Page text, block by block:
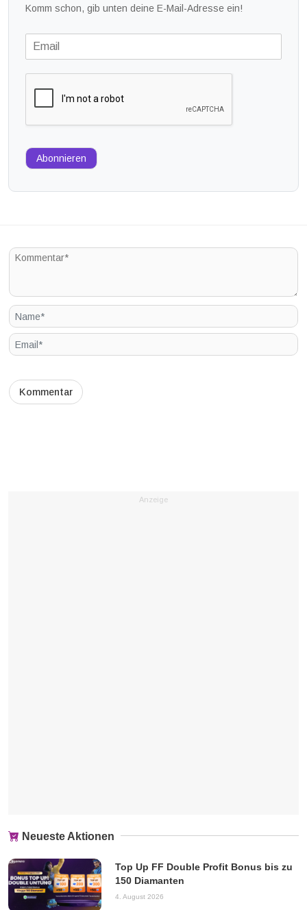
Komm schon, gib unten deine E-Mail-Adresse ein!
Abonnieren
Anzeige
Neueste Aktionen
Top Up FF Double Profit Bonus bis zu
150 Diamanten
4. August 2026